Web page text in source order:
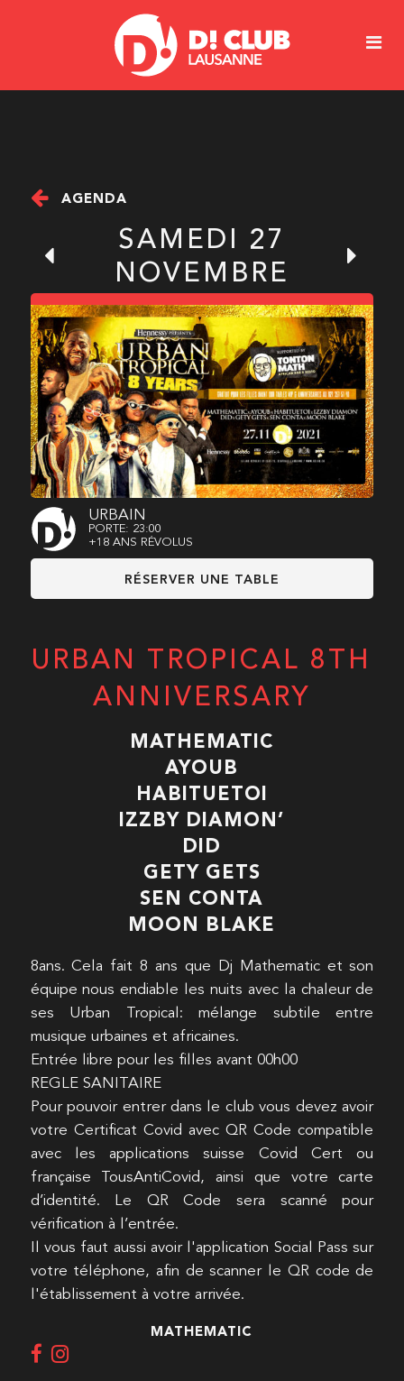
AGENDA
SAMEDI 27
NOVEMBRE
URBAIN
PORTE: 23:00
+18 ANS RÉVOLUS
RÉSERVER UNE TABLE
URBAN TROPICAL 8TH
ANNIVERSARY
MATHEMATIC
AYOUB
HABITUETOI
IZZBY DIAMON’
DID
GETY GETS
SEN CONTA
MOON BLAKE
8ans. Cela fait 8 ans que Dj Mathematic et son
équipe nous endiable les nuits avec la chaleur de
ses Urban Tropical: mélange subtile entre
musique urbaines et africaines.
Entrée libre pour les filles avant 00h00
REGLE SANITAIRE
Pour pouvoir entrer dans le club vous devez avoir
votre Certificat Covid avec QR Code compatible
avec les applications suisse Covid Cert ou
française TousAntiCovid, ainsi que votre carte
d’identité. Le QR Code sera scanné pour
vérification à l’entrée.
Il vous faut aussi avoir l'application Social Pass sur
votre téléphone, afin de scanner le QR code de
l'établissement à votre arrivée.
MATHEMATIC